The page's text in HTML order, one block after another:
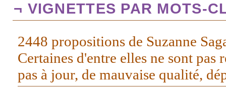
¬ VIGNETTES PAR MOTS-
2448 propositions de Suzanne
Certaines d'entre elles ne sont pas
pas à jour, de mauvaise qualité,